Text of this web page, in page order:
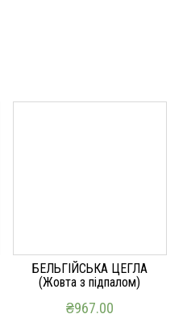
БЕЛЬГІЙСЬКА ЦЕГЛА
(Жовта з підпалом)
₴967.00